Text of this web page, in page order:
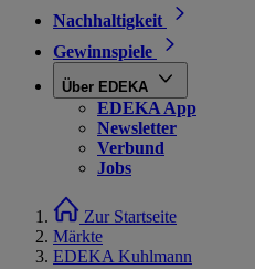
Nachhaltigkeit
Gewinnspiele
Über EDEKA
EDEKA App
Newsletter
Verbund
Jobs
Zur Startseite
Märkte
EDEKA Kuhlmann